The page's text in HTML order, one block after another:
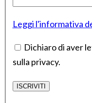
Leggi l'informativa
Dichiaro di aver
sulla privacy.